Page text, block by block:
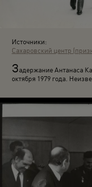
Источники:
Сахаровский центр
Задержание Антанаса
октября 1979 года.